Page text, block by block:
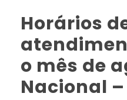
Horários
o mês de
Nacional